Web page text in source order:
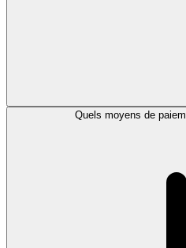
Quels moyens de